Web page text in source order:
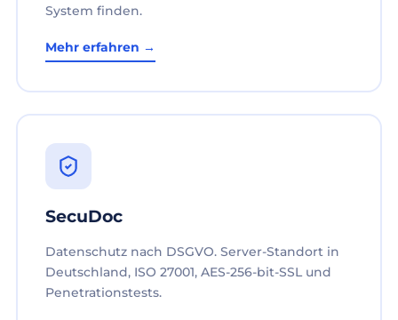
System finden.
Mehr erfahren →
SecuDoc
Datenschutz nach DSGVO. Server-Standort in
Deutschland, ISO 27001, AES-256-bit-SSL und
Penetrationstests.